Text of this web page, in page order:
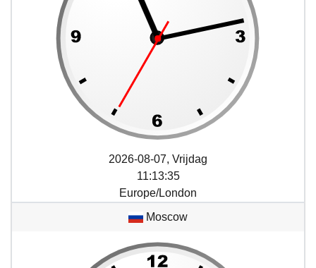
2026-08-07, Vrijdag
11:13:35
Europe/London
Moscow